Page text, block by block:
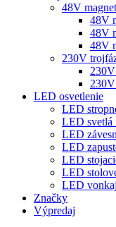
48V
48V
48V
48V
230V
LED osvetlenie
LED
LED svetlá
LED
LED
LED
LED
LED
Značky
Výpredaj